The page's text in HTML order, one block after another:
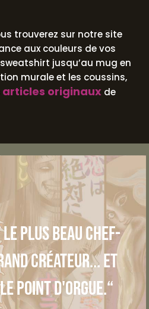
trouverez sur notre site
aux couleurs de vos
jusqu’au mug en
murale et les coussins,
articles originaux de
plus beau chef-
créateur... et
point d'orgue.“